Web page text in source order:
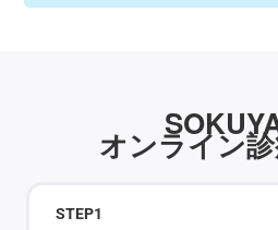
オンライン
STEP1